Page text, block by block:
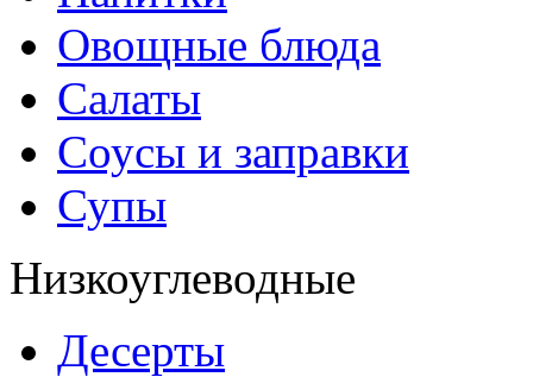
Овощные блюда
Салаты
Соусы и заправки
Супы
Низкоуглеводные
Десерты